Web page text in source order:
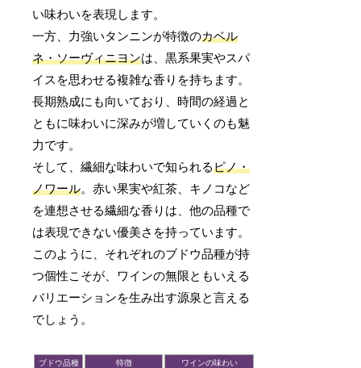
い味わいを表現します。
一方、力強いタンニンが特徴のカベル
ネ・ソーヴィニヨンは、黒系果実やスパ
イスを思わせる複雑な香りを持ちます。
長期熟成にも向いており、時間の経過と
ともに味わいに深みが増していくのも魅
力です。
そして、繊細な味わいで知られるピノ・
ノワール。赤い果実や紅茶、キノコなど
を連想させる繊細な香りは、他の品種で
は表現できない優美さを持っています。
このように、それぞれのブドウ品種が持
つ個性こそが、ワインの無限ともいえる
バリエーションを生み出す源泉と言える
でしょう。
ブドウ品種 特徴 ワインの味わい